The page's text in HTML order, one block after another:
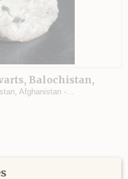
Balochistan,
x 8,5 x 4 cm.
Afghanistan -…